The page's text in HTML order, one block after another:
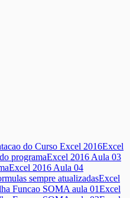
do Curso Excel 2016Excel
programaExcel 2016 Aula 03
Excel 2016 Aula 04
sempre atualizadasExcel
Funcao SOMA aula 01Excel